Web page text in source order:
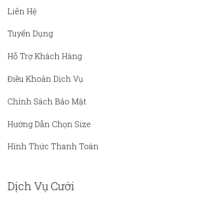
Liên Hệ
Tuyển Dụng
Hỗ Trợ Khách Hàng
Điều Khoản Dịch Vụ
Chính Sách Bảo Mật
Hướng Dẫn Chọn Size
Hình Thức Thanh Toán
Dịch Vụ Cưới